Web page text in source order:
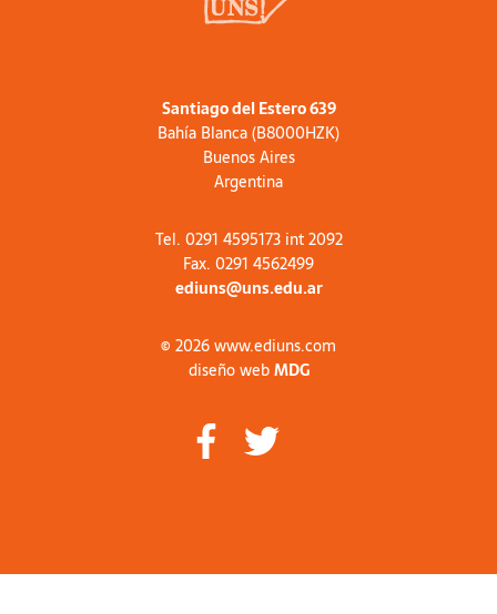
Santiago del Estero 639
Bahía Blanca (B8000HZK)
Buenos Aires
Argentina
Tel. 0291 4595173 int 2092
Fax. 0291 4562499
ediuns@uns.edu.ar
© 2026 www.ediuns.com
diseño webMDG